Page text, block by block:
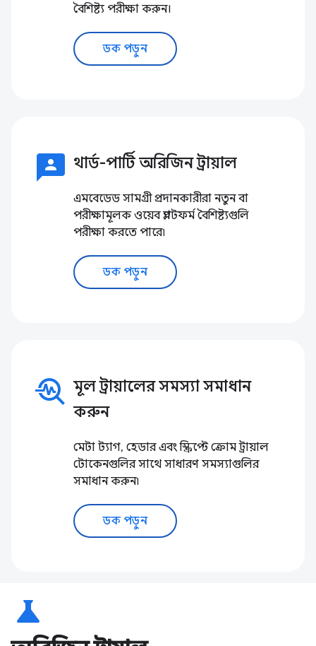
বৈশিষ্ট্য পরীক্ষা করুন।
ডক পড়ুন
3p থার্ড-পার্টি অরিজিন ট্রায়াল
এমবেডেড সামগ্রী প্রদানকারীরা নতুন বা
পরীক্ষামূলক ওয়েব প্ল্যাটফর্ম বৈশিষ্ট্যগুলি
পরীক্ষা করতে পারে৷
ডক পড়ুন
troubleshoot মূল ট্রায়ালের সমস্যা সমাধান
করুন
মেটা ট্যাগ, হেডার এবং স্ক্রিপ্টে ক্রোম ট্রায়াল
টোকেনগুলির সাথে সাধারণ সমস্যাগুলির
সমাধান করুন৷
ডক পড়ুন
science